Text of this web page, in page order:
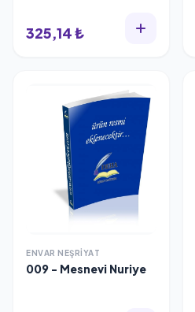
325,14 ₺
ENVAR NEŞRIYAT
009 - Mesnevi Nuriye